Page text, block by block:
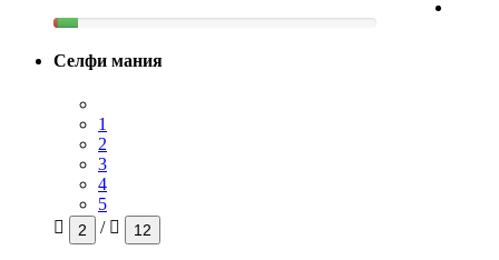
Селфи мания
1
2
3
4
5
2 / 12